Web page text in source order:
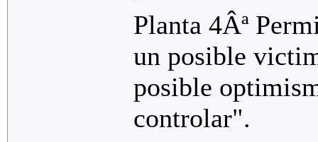
Planta 4Âª
un posible
posible
controlar".